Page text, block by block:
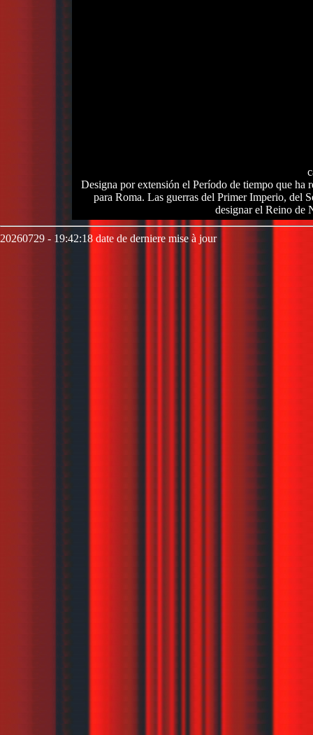
Designa por extensión el Período de tiempo que ha
para Roma. Las guerras del Primer Imperio, del
designar el Reino de
20260729 - 19:42:18 date de derniere mise à jour